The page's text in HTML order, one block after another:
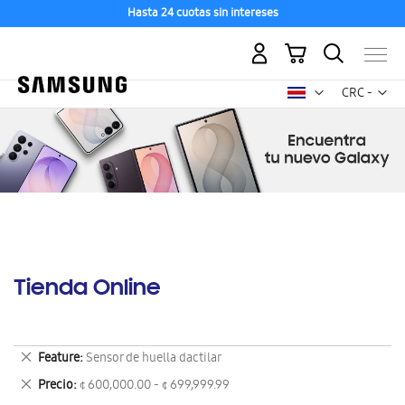
Hasta 24 cuotas sin intereses
CRC -
colón
Mi carrito
Tienda Online
Feature Sensor de huella dactilar
Eliminar
este
artículo
Precio ¢ 600,000.00 - ¢ 699,999.99
Eliminar